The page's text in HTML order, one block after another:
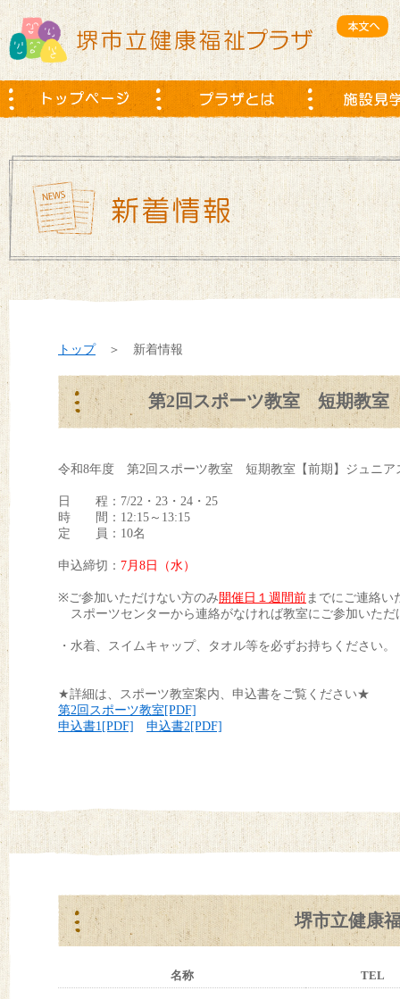
トップ＞ 新着情報
第2回スポーツ教室 短期教室
令和8年度 第2回スポーツ教室 短期教室【前期】ジュニア
日 程：7/22・23・24・25
時 間：12:15～13:15
定 員：10名
申込締切： 7月8日（水）
※ご参加いただけない方のみ開催日１週間前までにご連絡い
スポーツセンターから連絡がなければ教室にご参加いただ
・水着、スイムキャップ、タオル等を必ずお持ちください。
★詳細は、スポーツ教室案内、申込書をご覧ください★
第2回スポーツ教室[PDF]
申込書1[PDF]
申込書2[PDF]
堺市立健康
名称 TEL